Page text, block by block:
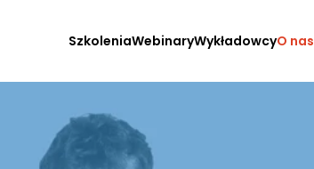
SzkoleniaWebinaryWykładowcyO nas